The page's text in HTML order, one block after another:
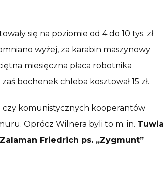
się na poziomie od 4 do 10 tys. zł
wyżej, za karabin maszynowy
miesięczna płaca robotnika
bochenek chleba kosztował 15 zł.
czy komunistycznych kooperantów
Oprócz Wilnera byli to m. in. Tuwia
Zalaman Friedrich ps. „Zygmunt”